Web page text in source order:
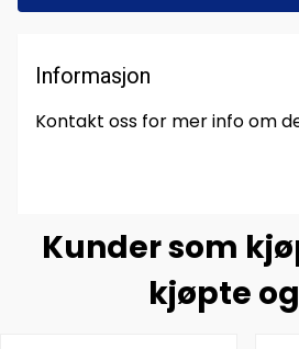
Informasjon
Kontakt oss for mer info om
Kunder som
kjøpte